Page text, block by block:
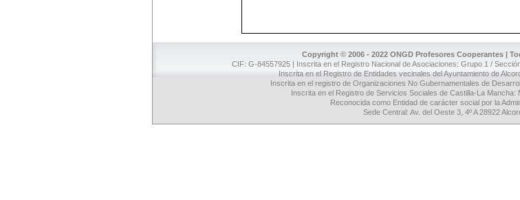
Copyright © 2006 - 2022 ONGD Profesores Cooperantes |
CIF: G-84557925 | Inscrita en el Registro Nacional de Asociaciones: Grupo 1 /
Inscrita en el Registro de Entidades vecinales del Ayuntamiento de
Inscrita en el registro de Organizaciones No Gubernamentales de
Inscrita en el Registro de Servicios Sociales de Castilla-La Mancha:
Reconocida como Entidad de carácter social por la
Sede Central: Av. del Oeste 3, 4º A 28922